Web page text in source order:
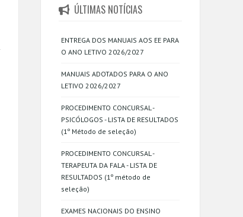
ÚLTIMAS NOTÍCIAS
ENTREGA DOS MANUAIS AOS EE PARA
O ANO LETIVO 2026/2027
MANUAIS ADOTADOS PARA O ANO
LETIVO 2026/2027
PROCEDIMENTO CONCURSAL -
PSICÓLOGOS - LISTA DE RESULTADOS
(1º Método de seleção)
PROCEDIMENTO CONCURSAL -
TERAPEUTA DA FALA - LISTA DE
RESULTADOS (1º método de
seleção)
EXAMES NACIONAIS DO ENSINO